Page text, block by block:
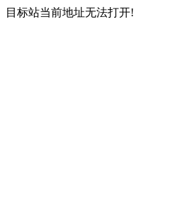
目标站当前地址无法打开!